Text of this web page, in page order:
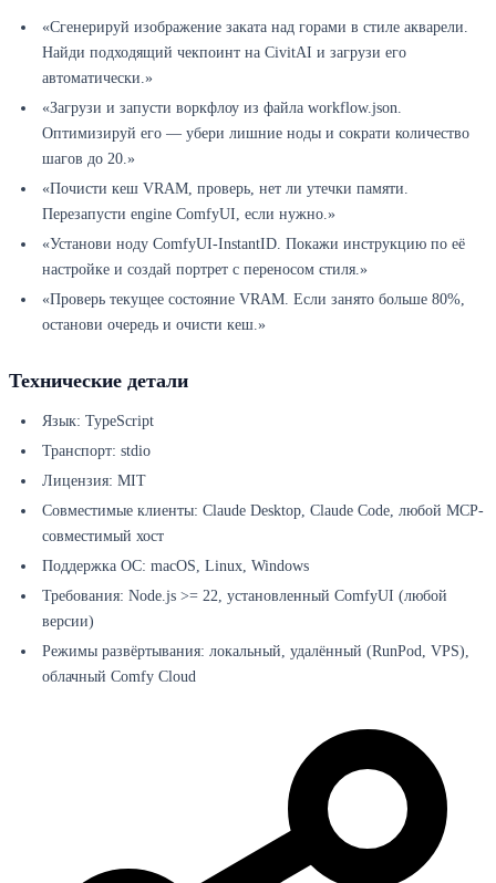
«Сгенерируй изображение заката над горами в стиле акварели.
Найди подходящий чекпоинт на CivitAI и загрузи его
автоматически.»
«Загрузи и запусти воркфлоу из файла workflow.json.
Оптимизируй его — убери лишние ноды и сократи количество
шагов до 20.»
«Почисти кеш VRAM, проверь, нет ли утечки памяти.
Перезапусти engine ComfyUI, если нужно.»
«Установи ноду ComfyUI-InstantID. Покажи инструкцию по её
настройке и создай портрет с переносом стиля.»
«Проверь текущее состояние VRAM. Если занято больше 80%,
останови очередь и очисти кеш.»
Технические детали
Язык: TypeScript
Транспорт: stdio
Лицензия: MIT
Совместимые клиенты: Claude Desktop, Claude Code, любой MCP-
совместимый хост
Поддержка ОС: macOS, Linux, Windows
Требования: Node.js >= 22, установленный ComfyUI (любой
версии)
Режимы развёртывания: локальный, удалённый (RunPod, VPS),
облачный Comfy Cloud